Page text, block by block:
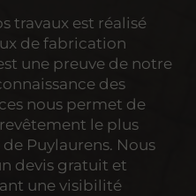
travaux est réalisé
de fabrication
une preuve de notre
des
nous permet de
le plus
Puylaurens. Nous
devis gratuit et
une visibilité